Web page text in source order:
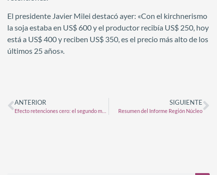
El presidente Javier Milei destacó ayer: «Con el kirchnerismo
la soja estaba en US$ 600 y el productor recibía US$ 250, hoy
está a US$ 400 y reciben US$ 350, es el precio más alto de los
últimos 25 años».
ANTERIOR SIGUIENTE
Resumen del Informe Región Núcleo